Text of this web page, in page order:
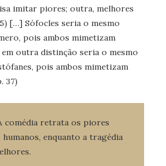
imitar piores; outra, melhores
[…] Sófocles seria o mesmo
pois ambos mimetizam
outra distinção seria o mesmo
pois ambos mimetizam
37)
comédia retrata os piores
enquanto a tragédia